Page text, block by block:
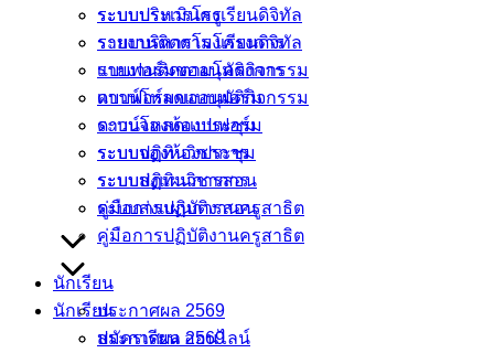
ระบบบริหารโรงเรียนดิจิทัล
รายงานติดตามโครงการ
เเบบฟอร์มขออนุมัติกิจกรรม
ดาวน์โหลดแบบฟอร์ม
ระบบจองห้องประชุม
ระบบปฏิทินวิชาการ
ระบบส่งแผนการสอน
คู่มือการปฏิบัติงานครูสาธิต
นักเรียน
ประกาศผล 2569
สมัครเรียน ออนไลน์
ระบบประเมินครู
ระบบบริหารโรงเรียนดิจิทัล
รายงานติดตามโครงการ
เเบบฟอร์มขออนุมัติกิจกรรม
ดาวน์โหลดแบบฟอร์ม
ระบบจองห้องประชุม
ระบบปฏิทินวิชาการ
ระบบส่งแผนการสอน
คู่มือการปฏิบัติงานครูสาธิต
นักเรียน
ประกาศผล 2569